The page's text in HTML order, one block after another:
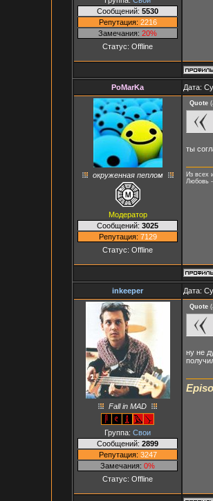
Сообщений: 5530
Репутация: 2216
Замечания: 20%
Статус: Offline
PoMarKa Дата:
окруженная пеплом
Модератор
Сообщений: 3025
Репутация: 7129
Статус: Offline
Quote (
ты
Из всех
Любовь
inkeeper Дата:
Fall in MAD
Группа: Свои
Сообщений: 2899
Репутация: 3247
Замечания: 0%
Статус: Offline
Quote (
ну не